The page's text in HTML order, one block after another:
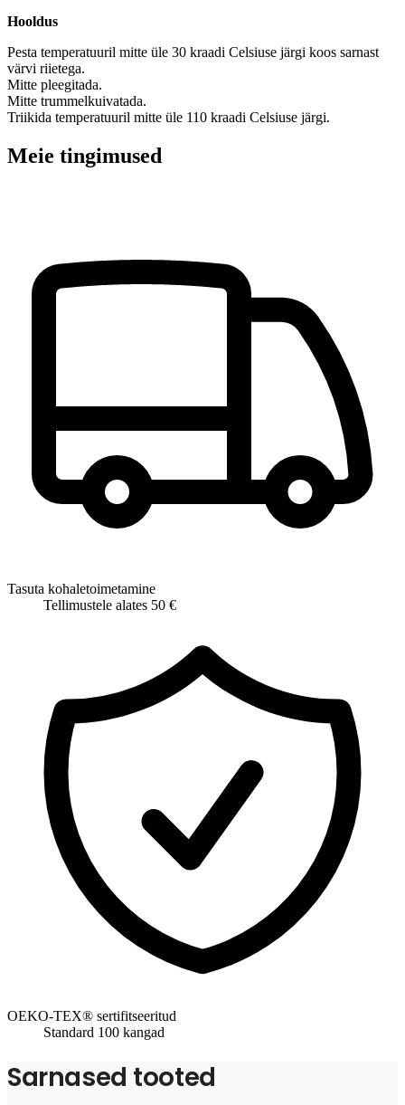
Hooldus
Pesta temperatuuril mitte üle 30 kraadi Celsiuse järgi koos sarnast
värvi riietega.
Mitte pleegitada.
Mitte trummelkuivatada.
Triikida temperatuuril mitte üle 110 kraadi Celsiuse järgi.
Meie tingimused
Tasuta kohaletoimetamine
Tellimustele alates 50 €
OEKO-TEX® sertifitseeritud
Standard 100 kangad
Sarnased tooted